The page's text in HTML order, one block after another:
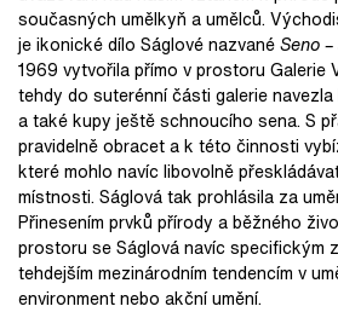
současných umělkyň a umělců.
je ikonické dílo Ságlové nazvanéSeno
1969 vytvořila přímo v prostoru Galerie
tehdy do suterénní části galerie
a také kupy ještě schnoucího sena. S
pravidelně obracet a k této činnosti
které mohlo navíc libovolně
místnosti. Ságlová tak prohlásila za
Přinesením prvků přírody a běžného
prostoru se Ságlová navíc specifickým
tehdejším mezinárodním tendencím v
environment nebo akční umění.